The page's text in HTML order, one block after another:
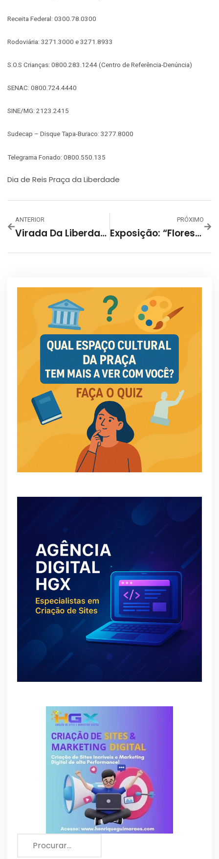
Receita Federal: 0300.78.0300
Rodoviária: 3271.3000 e 3271.8933
S.O.S Crianças: 0800.283.1244 (Centro de Referência-Denúncia)
SENAC: 0800.724.4440
SINE/MG: 2123.2415
Sudecap – Disque Tapa-Buraco: 3277.8000
Telegrama Fonado: 0800.550.135
Dia de Reis Praça da Liberdade
ANTERIOR
Virada Da Liberdade Oferece Festa De Réveillon Gratuita Com Megaestrutura Na Praça Da Liberdade, Em BH
PRÓXIMO
Exposição: “Florestas Espectrais”